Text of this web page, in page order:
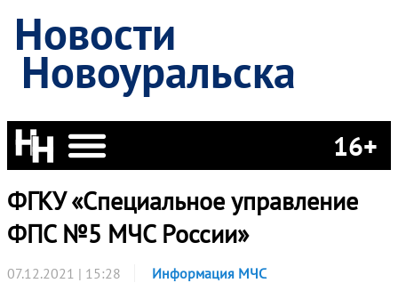
Новости
Новоуральска
16+
ФГКУ «Специальное управление
ФПС №5 МЧС России»
07.12.2021 | 15:28 Информация МЧС